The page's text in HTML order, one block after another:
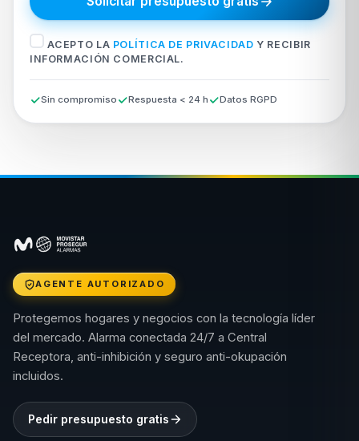
ACEPTO LA POLÍTICA DE PRIVACIDAD Y RECIBIR
INFORMACIÓN COMERCIAL.
Sin compromiso Respuesta < 24 h Datos RGPD
AGENTE AUTORIZADO
Protegemos hogares y negocios con la tecnología líder
del mercado. Alarma conectada 24/7 a Central
Receptora, anti-inhibición y seguro anti-okupación
incluidos.
Pedir presupuesto gratis